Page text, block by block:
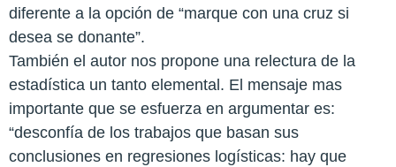
diferente a la opción de “marque con una cruz si
desea se donante”.
También el autor nos propone una relectura de la
estadística un tanto elemental. El mensaje mas
importante que se esfuerza en argumentar es:
“desconfía de los trabajos que basan sus
conclusiones en regresiones logísticas: hay que